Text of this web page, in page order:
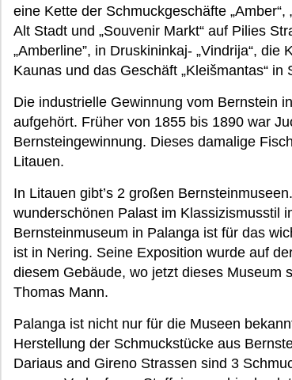
eine Kette der Schmuckgeschäfte
Alt Stadt und „Souvenir Markt“ auf Pilies
„Amberline”, in Druskininkaj- „Vindrija“,
Kaunas und das Geschäft „Kleišmantas“ in
Die industrielle Gewinnung vom Bernstein
aufgehört. Früher von 1855 bis 1890 war
Bernsteingewinnung. Dieses damalige
Litauen.
In Litauen gibt’s 2 großen
wunderschönen Palast im Klassizismusstil
Bernsteinmuseum in Palanga ist für das
ist in Nering. Seine Exposition wurde auf
diesem Gebäude, wo jetzt dieses Museum
Thomas Mann.
Palanga ist nicht nur für die Museen
Herstellung der Schmuckstücke aus
Dariaus and Gireno Strassen sind 3